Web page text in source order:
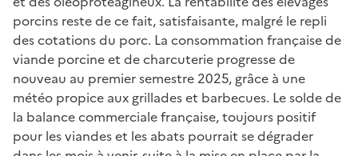
porcins reste de ce fait, satisfaisante, malgré le repli
des cotations du porc. La consommation française de
viande porcine et de charcuterie progresse de
nouveau au premier semestre 2025, grâce à une
météo propice aux grillades et barbecues. Le solde de
la balance commerciale française, toujours positif
pour les viandes et les abats pourrait se dégrader